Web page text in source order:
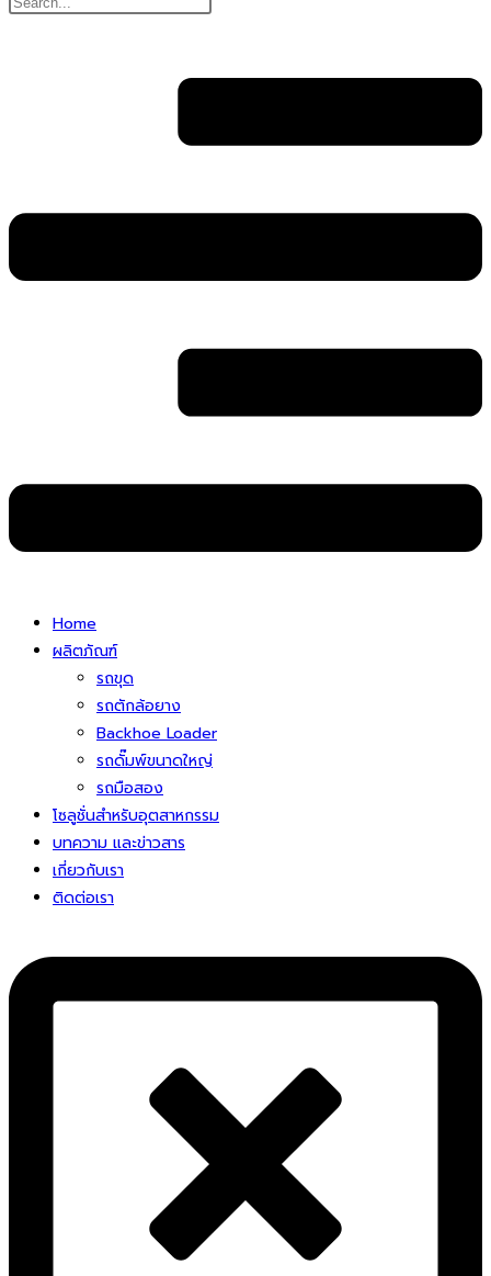
Home
ผลิตภัณฑ์
รถขุด
รถตักล้อยาง
Backhoe Loader
รถดั๊มพ์ขนาดใหญ่
รถมือสอง
โซลูชั่นสําหรับอุตสาหกรรม
บทความ และข่าวสาร
เกี่ยวกับเรา
ติดต่อเรา